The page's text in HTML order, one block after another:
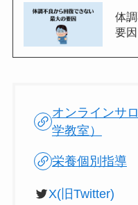
体
要因
オンラインサ
学教室）
栄養個別指導
X(旧Twitter)